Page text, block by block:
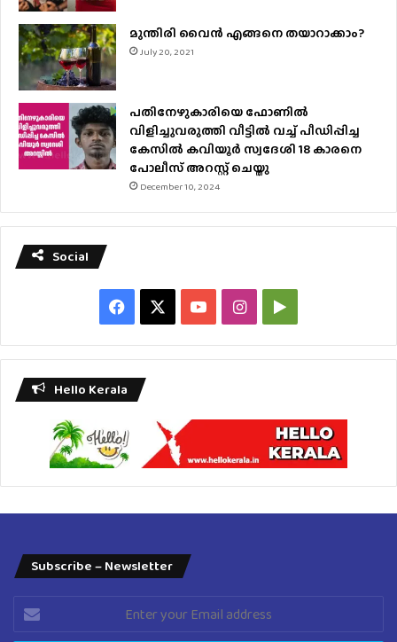
മുന്തിരി വൈന്‍ എങ്ങനെ തയാറാക്കാം?
July 20, 2021
പതിനേഴുകാരിയെ ഫോണിൽ
വിളിച്ചുവരുത്തി വീട്ടിൽ വച്ച് പീഡിപ്പിച്ച
കേസിൽ കവിയൂർ സ്വദേശി 18 കാരനെ
പോലീസ് അറസ്റ്റ് ചെയ്തു
December 10, 2024
Social
Facebook YouTubeInstagramGoogle
Play
Hello Kerala
Subscribe – Newsletter
Enter
your